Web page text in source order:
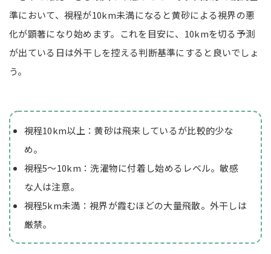
準において、視程が10km未満になると黄砂による視界の悪
化が顕著になり始めます。これを目安に、10kmを切る予測
が出ている日は外干しを控える判断基準にすると良いでしょ
う。
視程10km以上：黄砂は飛来しているが比較的少な
め。
視程5〜10km：洗濯物に付着し始めるレベル。敏感
な人は注意。
視程5km未満：視界が霞むほどの大量飛散。外干しは
厳禁。